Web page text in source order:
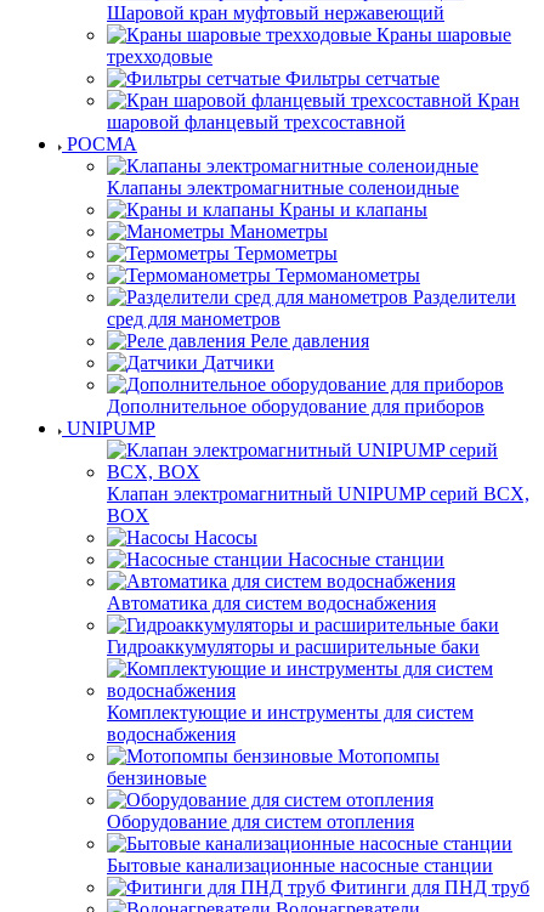
Шаровой кран муфтовый нержавеющий
Краны шаровые
трехходовые
Фильтры сетчатые
Кран
шаровой фланцевый трехсоставной
РОСМА
Клапаны электромагнитные соленоидные
Краны и клапаны
Манометры
Термометры
Термоманометры
Разделители
сред для манометров
Реле давления
Датчики
Дополнительное оборудование для приборов
UNIPUMP
Клапан электромагнитный UNIPUMP серий BCX,
BOX
Насосы
Насосные станции
Автоматика для систем водоснабжения
Гидроаккумуляторы и расширительные баки
Комплектующие и инструменты для систем
водоснабжения
Мотопомпы
бензиновые
Оборудование для систем отопления
Бытовые канализационные насосные станции
Фитинги для ПНД труб